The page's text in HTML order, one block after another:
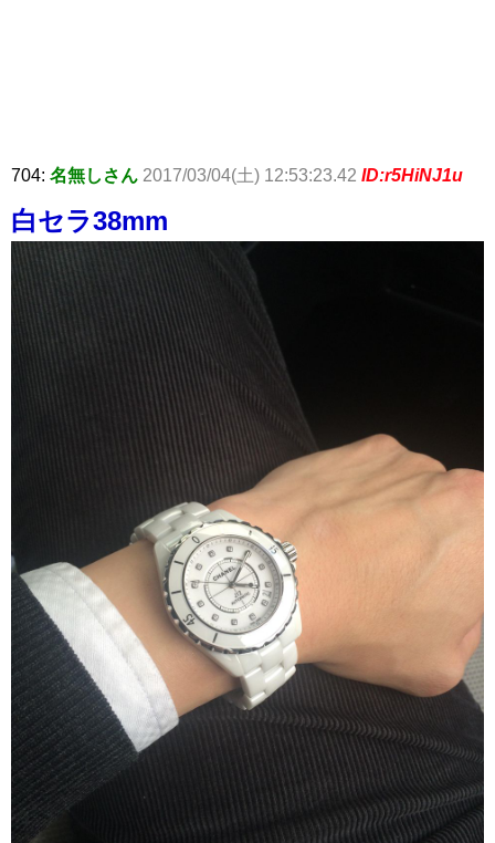
704: 名無しさん 2017/03/04(土) 12:53:23.42 ID:r5HiNJ1u
白セラ38mm